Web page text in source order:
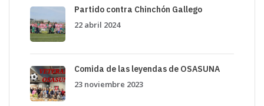
Partido contra Chinchón Gallego
22 abril 2024
Comida de las leyendas de OSASUNA
23 noviembre 2023